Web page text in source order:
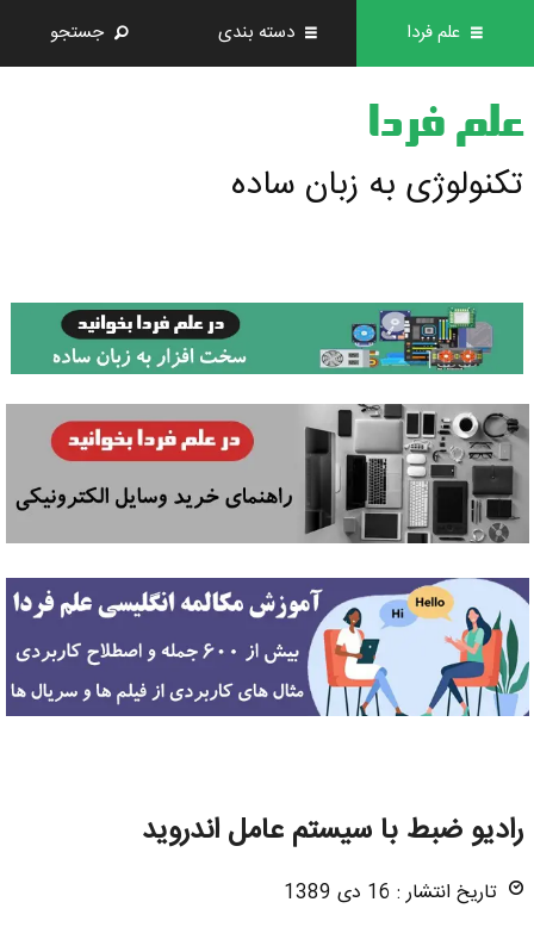
علم فردا دسته بندی جستجو
علم فردا
تکنولوژی به زبان ساده
رادیو ضبط با سیستم عامل اندروید
تاریخ انتشار : 16 دی 1389